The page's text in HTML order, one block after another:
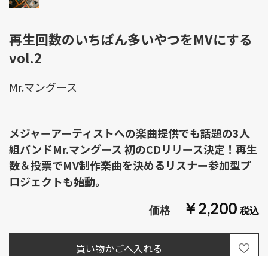
再生回数のいちばん多いやつをMVにする
vol.2
￥2,200
Mr.マングース
メジャーアーティストへの楽曲提供でも話題の3人
組バンドMr.マングース 初のCDリリース決定！再生
数＆投票でMV制作楽曲を決めるリスナー参加型プ
ロジェクトも始動。